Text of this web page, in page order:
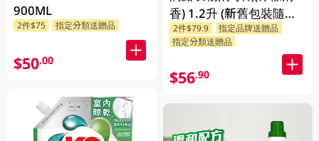
900ML
2件$75 指定分類送贈品
$50.00
香) 1.2升 (新舊包裝隨機
發送)
2件$79.9
指定品牌送贈品
指定分類送贈品
$56.90